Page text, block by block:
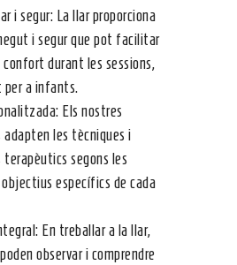
i segur: La llar proporciona
i segur que pot facilitar
confort durant les sessions,
per a infants.
Els nostres
adapten les tècniques i
segons les
específics de cada
En treballar a la llar,
observar i comprendre